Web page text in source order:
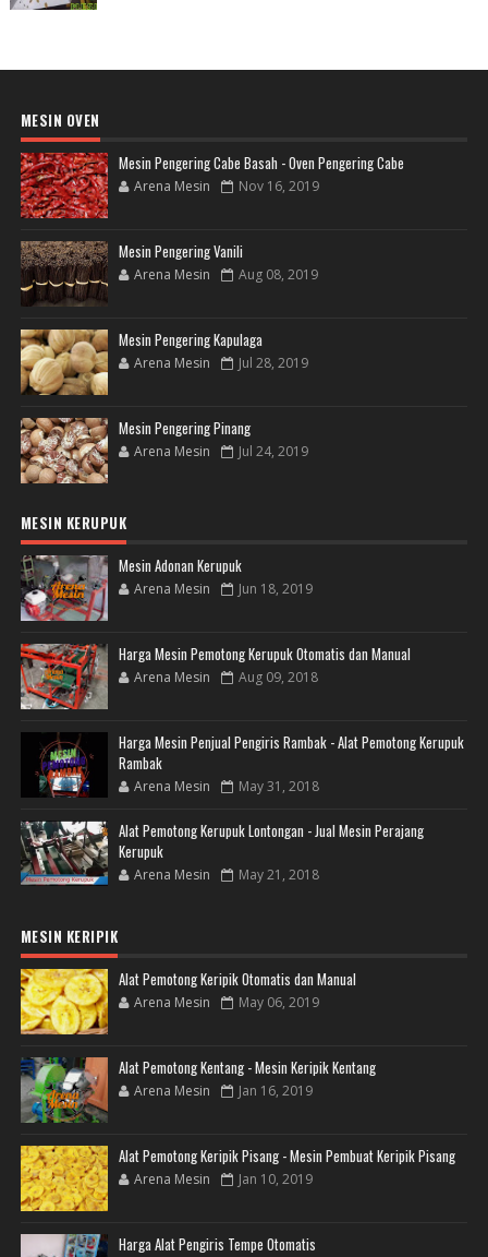
MESIN OVEN
Mesin Pengering Cabe Basah - Oven Pengering Cabe
Arena Mesin Nov 16, 2019
Mesin Pengering Vanili
Arena Mesin Aug 08, 2019
Mesin Pengering Kapulaga
Arena Mesin Jul 28, 2019
Mesin Pengering Pinang
Arena Mesin Jul 24, 2019
MESIN KERUPUK
Mesin Adonan Kerupuk
Arena Mesin Jun 18, 2019
Harga Mesin Pemotong Kerupuk Otomatis dan Manual
Arena Mesin Aug 09, 2018
Harga Mesin Penjual Pengiris Rambak - Alat Pemotong Kerupuk
Rambak
Arena Mesin May 31, 2018
Alat Pemotong Kerupuk Lontongan - Jual Mesin Perajang
Kerupuk
Arena Mesin May 21, 2018
MESIN KERIPIK
Alat Pemotong Keripik Otomatis dan Manual
Arena Mesin May 06, 2019
Alat Pemotong Kentang - Mesin Keripik Kentang
Arena Mesin Jan 16, 2019
Alat Pemotong Keripik Pisang - Mesin Pembuat Keripik Pisang
Arena Mesin Jan 10, 2019
Harga Alat Pengiris Tempe Otomatis